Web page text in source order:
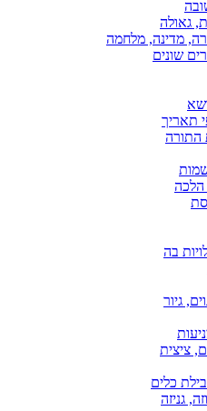
גאולה
מדינה, מלחמה
שונים
תאריך
התורה
הלכה
בה
גיור
ציצית
כלים
גניזה